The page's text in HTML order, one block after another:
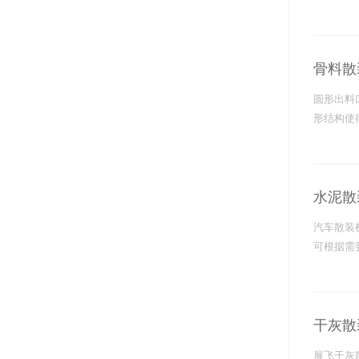
骨料
圆形出
形结构使
水泥
汽车散装
可根据需
干灰
展飞干灰